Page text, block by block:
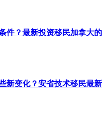
件？最新投资移民加拿大的
新变化？安省技术移民最新